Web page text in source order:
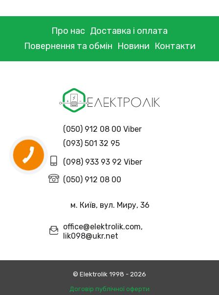
Про нас Доставка і оплата
Повернення та обмін Новини Контакти
(050) 912 08 00 Viber
(093) 501 32 95
(098) 933 93 92 Viber
(050) 912 08 00
м. Київ, вул. Миру, 36
office@elektrolik.com,
lik098@ukr.net
© Еlektrolik 1998 - 2026
Договір публічної оферти